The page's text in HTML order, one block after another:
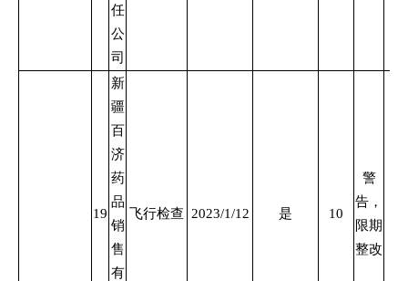
任
公
司
19
新
疆
百
济
药
品
销
售
有
飞行检查 2023/1/12 是 10
警
告，
限期
整改